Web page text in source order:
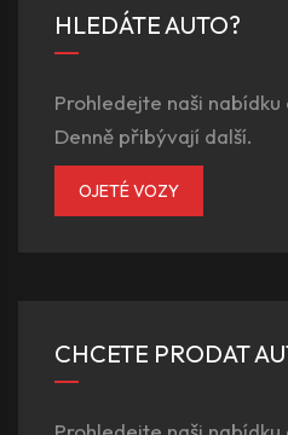
HLEDÁTE AUTO?
Prohledejte naši
Denně přibývají další.
OJETÉ VOZY
CHCETE PRODAT